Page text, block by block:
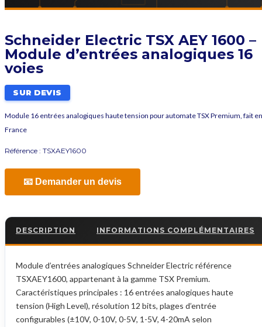
Schneider Electric TSX AEY 1600 –
Module d’entrées analogiques 16
voies
SUR DEVIS
Module 16 entrées analogiques haute tension pour automate TSX Premium, fait en
France
Référence : TSXAEY1600
📧 Demander un devis
DESCRIPTION INFORMATIONS COMPLÉMENTAIRES
Module d’entrées analogiques Schneider Electric référence
TSXAEY1600, appartenant à la gamme TSX Premium.
Caractéristiques principales : 16 entrées analogiques haute
tension (High Level), résolution 12 bits, plages d’entrée
configurables (±10V, 0-10V, 0-5V, 1-5V, 4-20mA selon